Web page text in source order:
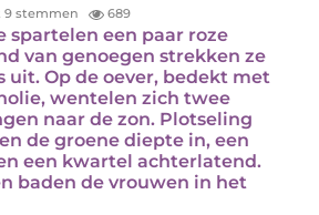
9 stemmen 689
spartelen een paar roze
van genoegen strekken ze
uit. Op de oever, bedekt met
wentelen zich twee
naar de zon. Plotseling
de groene diepte in, een
een kwartel achterlatend.
baden de vrouwen in het